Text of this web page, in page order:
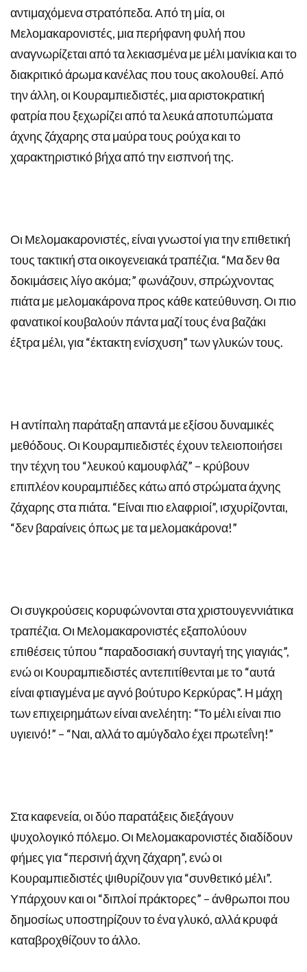
αντιμαχόμενα στρατόπεδα. Από τη μία, οι
Μελομακαρονιστές, μια περήφανη φυλή που
αναγνωρίζεται από τα λεκιασμένα με μέλι μανίκια και το
διακριτικό άρωμα κανέλας που τους ακολουθεί. Από
την άλλη, οι Κουραμπιεδιστές, μια αριστοκρατική
φατρία που ξεχωρίζει από τα λευκά αποτυπώματα
άχνης ζάχαρης στα μαύρα τους ρούχα και το
χαρακτηριστικό βήχα από την εισπνοή της.
Οι Μελομακαρονιστές, είναι γνωστοί για την επιθετική
τους τακτική στα οικογενειακά τραπέζια. “Μα δεν θα
δοκιμάσεις λίγο ακόμα;” φωνάζουν, σπρώχνοντας
πιάτα με μελομακάρονα προς κάθε κατεύθυνση. Οι πιο
φανατικοί κουβαλούν πάντα μαζί τους ένα βαζάκι
έξτρα μέλι, για “έκτακτη ενίσχυση” των γλυκών τους.
Η αντίπαλη παράταξη απαντά με εξίσου δυναμικές
μεθόδους. Οι Κουραμπιεδιστές έχουν τελειοποιήσει
την τέχνη του “λευκού καμουφλάζ” – κρύβουν
επιπλέον κουραμπιέδες κάτω από στρώματα άχνης
ζάχαρης στα πιάτα. “Είναι πιο ελαφριοί”, ισχυρίζονται,
“δεν βαραίνεις όπως με τα μελομακάρονα!”
Οι συγκρούσεις κορυφώνονται στα χριστουγεννιάτικα
τραπέζια. Οι Μελομακαρονιστές εξαπολύουν
επιθέσεις τύπου “παραδοσιακή συνταγή της γιαγιάς”,
ενώ οι Κουραμπιεδιστές αντεπιτίθενται με το “αυτά
είναι φτιαγμένα με αγνό βούτυρο Κερκύρας”. Η μάχη
των επιχειρημάτων είναι ανελέητη: “Το μέλι είναι πιο
υγιεινό!” – “Ναι, αλλά το αμύγδαλο έχει πρωτεΐνη!”
Στα καφενεία, οι δύο παρατάξεις διεξάγουν
ψυχολογικό πόλεμο. Οι Μελομακαρονιστές διαδίδουν
φήμες για “περσινή άχνη ζάχαρη”, ενώ οι
Κουραμπιεδιστές ψιθυρίζουν για “συνθετικό μέλι”.
Υπάρχουν και οι “διπλοί πράκτορες” – άνθρωποι που
δημοσίως υποστηρίζουν το ένα γλυκό, αλλά κρυφά
καταβροχθίζουν το άλλο.